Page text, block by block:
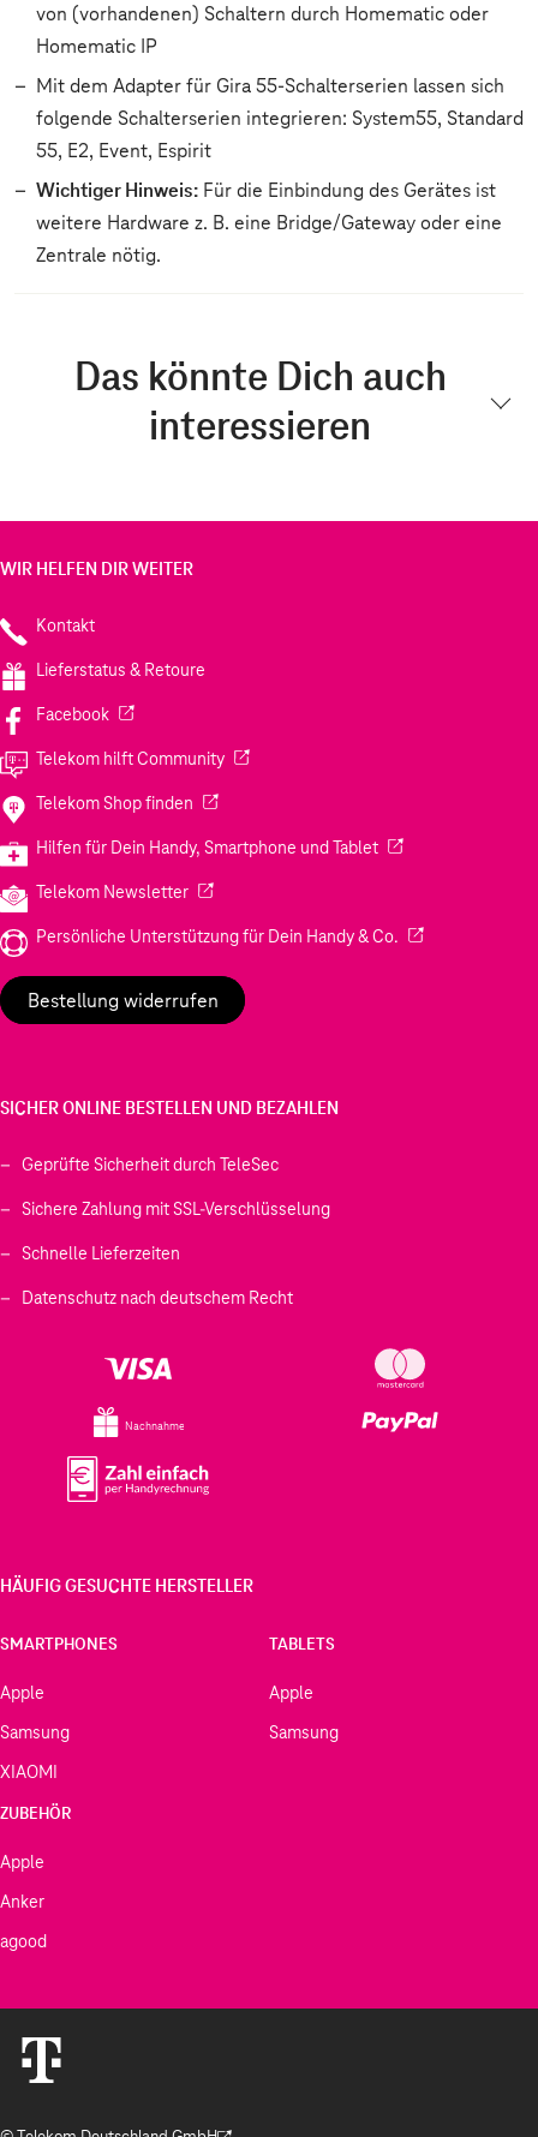
von (vorhandenen) Schaltern durch Homematic oder
Homematic IP
Mit dem Adapter für Gira 55-Schalterserien lassen sich
folgende Schalterserien integrieren: System55, Standard
55, E2, Event, Espirit
Wichtiger Hinweis: Für die Einbindung des Gerätes ist
weitere Hardware z. B. eine Bridge/Gateway oder eine
Zentrale nötig.
Das könnte Dich auch
interessieren
WIR HELFEN DIR WEITER
Kontakt
Lieferstatus & Retoure
Facebook(Wird in einem neuen Tab geöffnet)
Telekom hilft Community(Wird in einem neuen Tab geöffnet)
Telekom Shop finden (Wird in einem neuen Tab geöffnet)
Hilfen für Dein Handy, Smartphone und Tablet(Wird in einem
Telekom Newsletter(Wird in einem neuen Tab geöffnet)
Persönliche Unterstützung für Dein Handy & Co. (Wird in einem
Bestellung widerrufen
SICHER ONLINE BESTELLEN UND BEZAHLEN
Geprüfte Sicherheit durch TeleSec
Sichere Zahlung mit SSL-Verschlüsselung
Schnelle Lieferzeiten
Datenschutz nach deutschem Recht
Nachnahme
HÄUFIG GESUCHTE HERSTELLER
SMARTPHONES
Apple
Samsung
XIAOMI
TABLETS
Apple
Samsung
ZUBEHÖR
Apple
Anker
agood